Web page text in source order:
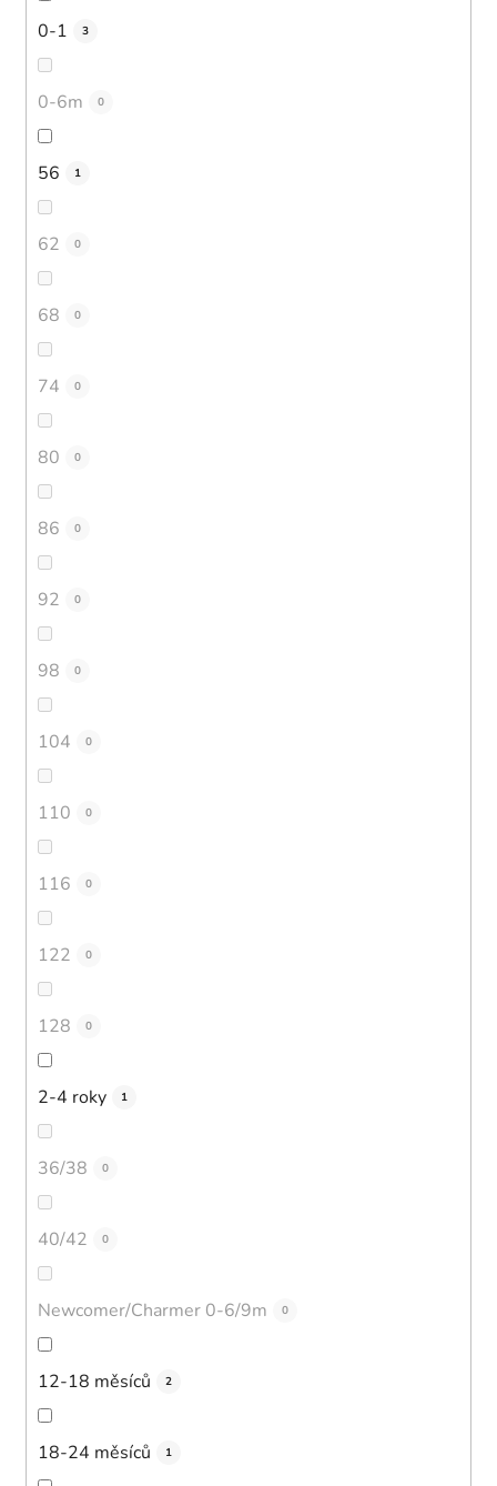
0-1 3
0-6m 0
56 1
62 0
68 0
74 0
80 0
86 0
92 0
98 0
104 0
110 0
116 0
122 0
128 0
2-4 roky 1
36/38 0
40/42 0
Newcomer/Charmer 0-6/9m 0
12-18 měsíců 2
18-24 měsíců 1